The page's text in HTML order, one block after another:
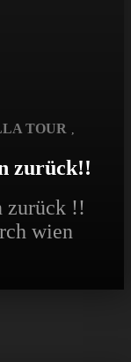
TOUR ,
zurück!!
zurück !!
wien